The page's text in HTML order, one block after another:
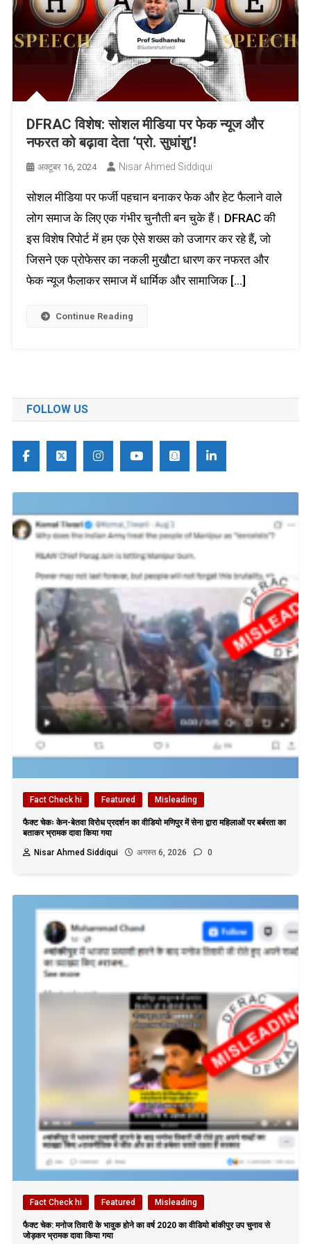
DFRAC विशेष: सोशल मीडिया पर फेक न्यूज और
नफरत को बढ़ावा देता ‘प्रो. सुधांशु’!
अक्टूबर 16, 2024 Nisar Ahmed Siddiqui
सोशल मीडिया पर फर्जी पहचान बनाकर फेक और हेट फैलाने वाले
लोग समाज के लिए एक गंभीर चुनौती बन चुके हैं। DFRAC की
इस विशेष रिपोर्ट में हम एक ऐसे शख्स को उजागर कर रहे हैं, जो
जिसने एक प्रोफेसर का नकली मुखौटा धारण कर नफरत और
फेक न्यूज फैलाकर समाज में धार्मिक और सामाजिक […]
Continue Reading
FOLLOW US
Fact Check hi Featured Misleading
फैक्ट चेकः केन-बेतवा विरोध प्रदर्शन का वीडियो मणिपुर में सेना द्वारा महिलाओं पर बर्बरता का
बताकर भ्रामक दावा किया गया
Nisar Ahmed Siddiqui
अगस्त 6, 2026 0
Fact Check hi Featured Misleading
फैक्ट चेक: मनोज तिवारी के भावुक होने का वर्ष 2020 का वीडियो बांकीपुर उप चुनाव से
जोड़कर भ्रामक दावा किया गया